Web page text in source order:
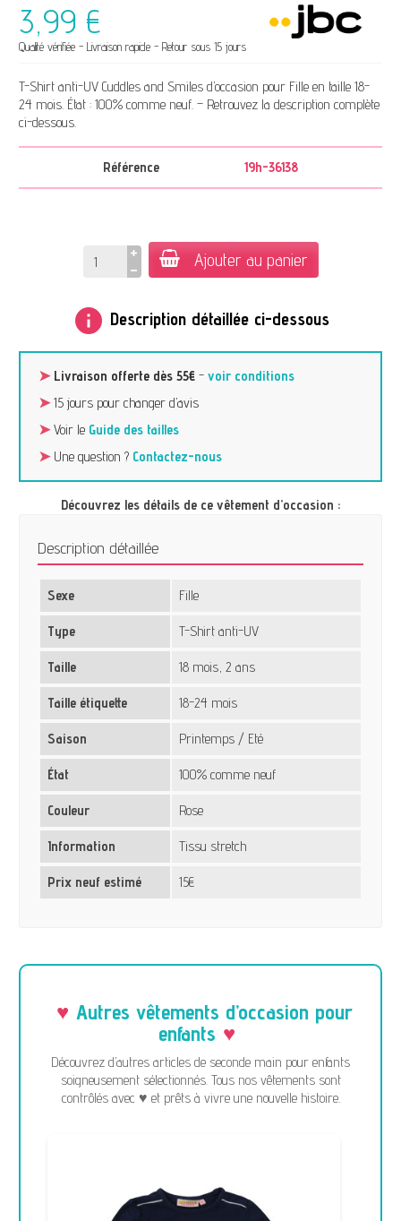
3,99 €
Qualité vérifiée - Livraison rapide - Retour sous 15 jours
T-Shirt anti-UV Cuddles and Smiles d’occasion pour Fille en taille 18-
24 mois. État : 100% comme neuf. – Retrouvez la description complète
ci-dessous.
Référence 19h-36138
Ajouter au panier
info Description détaillée ci-dessous
➤ Livraison offerte dès 55€ -voir conditions
➤15 jours pour changer d’avis
➤Voir le Guide des tailles
➤Une question ? Contactez-nous
Découvrez les détails de ce vêtement d’occasion :
Description détaillée
Sexe Fille
Type T-Shirt anti-UV
Taille 18 mois, 2 ans
Taille étiquette 18-24 mois
Saison Printemps / Eté
État 100% comme neuf
Couleur Rose
Information Tissu stretch
Prix neuf estimé 15€
Autres vêtements d’occasion pour
enfants
Découvrez d’autres articles de seconde main pour enfants
soigneusement sélectionnés. Tous nos vêtements sont
contrôlés avec ♥ et prêts à vivre une nouvelle histoire.